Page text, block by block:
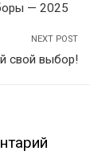
— 2025
NEXT POST
свой выбор!